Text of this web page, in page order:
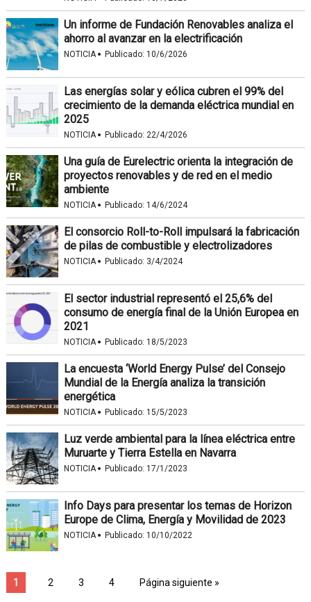
Un informe de Fundación Renovables analiza el
ahorro al avanzar en la electrificación
NOTICIA· Publicado: 10/6/2026
Las energías solar y eólica cubren el 99% del
crecimiento de la demanda eléctrica mundial en
2025
NOTICIA· Publicado: 22/4/2026
Una guía de Eurelectric orienta la integración de
proyectos renovables y de red en el medio
ambiente
NOTICIA· Publicado: 14/6/2024
El consorcio Roll-to-Roll impulsará la fabricación
de pilas de combustible y electrolizadores
NOTICIA· Publicado: 3/4/2024
El sector industrial representó el 25,6% del
consumo de energía final de la Unión Europea en
2021
NOTICIA· Publicado: 18/5/2023
La encuesta ‘World Energy Pulse’ del Consejo
Mundial de la Energía analiza la transición
energética
NOTICIA· Publicado: 15/5/2023
Luz verde ambiental para la línea eléctrica entre
Muruarte y Tierra Estella en Navarra
NOTICIA· Publicado: 17/1/2023
Info Days para presentar los temas de Horizon
Europe de Clima, Energía y Movilidad de 2023
NOTICIA· Publicado: 10/10/2022
1 2 3 4 Página siguiente »